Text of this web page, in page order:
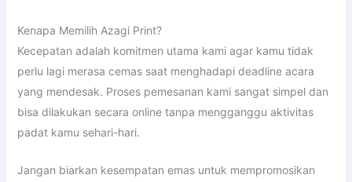
Kenapa Memilih Azagi Print?
Kecepatan adalah komitmen utama kami agar kamu tidak
perlu lagi merasa cemas saat menghadapi deadline acara
yang mendesak. Proses pemesanan kami sangat simpel dan
bisa dilakukan secara online tanpa mengganggu aktivitas
padat kamu sehari-hari.
Jangan biarkan kesempatan emas untuk mempromosikan